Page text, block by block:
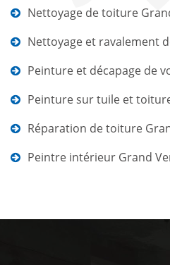
Nettoyage de toiture
Nettoyage et ravalement
Peinture et décapage de
Peinture sur tuile et
Réparation de toiture
Peintre intérieur Grand